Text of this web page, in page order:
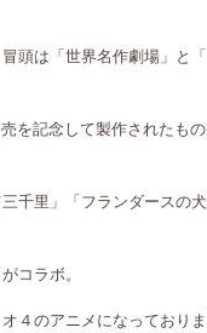
頭は「世界名作劇場」と
を記念して製作されたも
千里」「フランダースの
コラボ。
４のアニメになっており